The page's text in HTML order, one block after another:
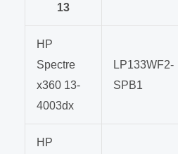
13
HP
Spectre
x360 13-
4003dx
LP133WF2-
SPB1
HP